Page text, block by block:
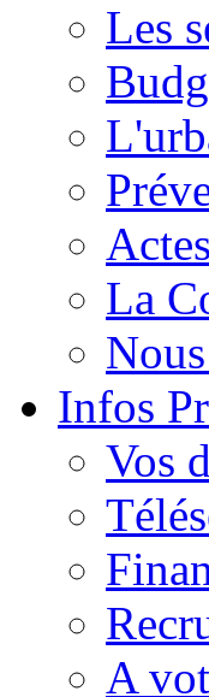
Les
La
Infos
Vos
A